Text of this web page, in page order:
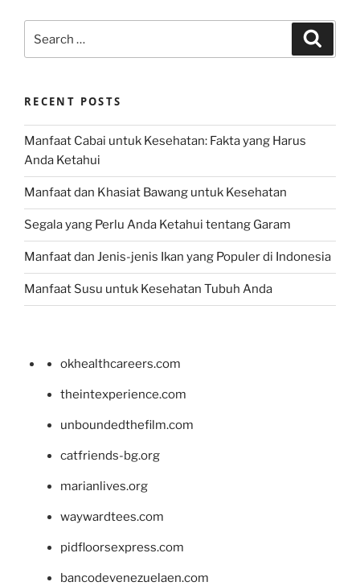
for:
RECENT POSTS
Manfaat Cabai untuk Kesehatan: Fakta yang Harus
Anda Ketahui
Manfaat dan Khasiat Bawang untuk Kesehatan
Segala yang Perlu Anda Ketahui tentang Garam
Manfaat dan Jenis-jenis Ikan yang Populer di Indonesia
Manfaat Susu untuk Kesehatan Tubuh Anda
okhealthcareers.com
theintexperience.com
unboundedthefilm.com
catfriends-bg.org
marianlives.org
waywardtees.com
pidfloorsexpress.com
bancodevenezuelaen.com